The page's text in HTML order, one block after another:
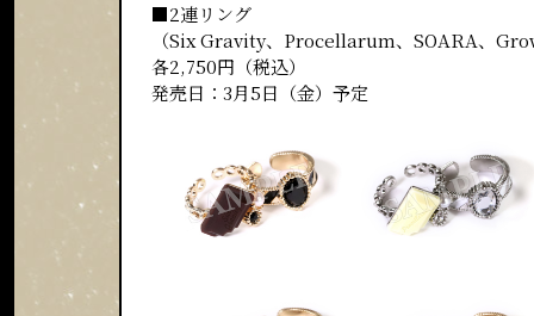
■2連リング
（Six Gravity、Procellarum、SOARA、
各2,750円（税込）
発売日：3月5日（金）予定